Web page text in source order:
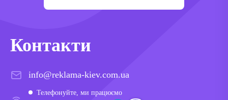
Контакти
info@reklama-kiev.com.ua
Телефонуйте, ми працюємо